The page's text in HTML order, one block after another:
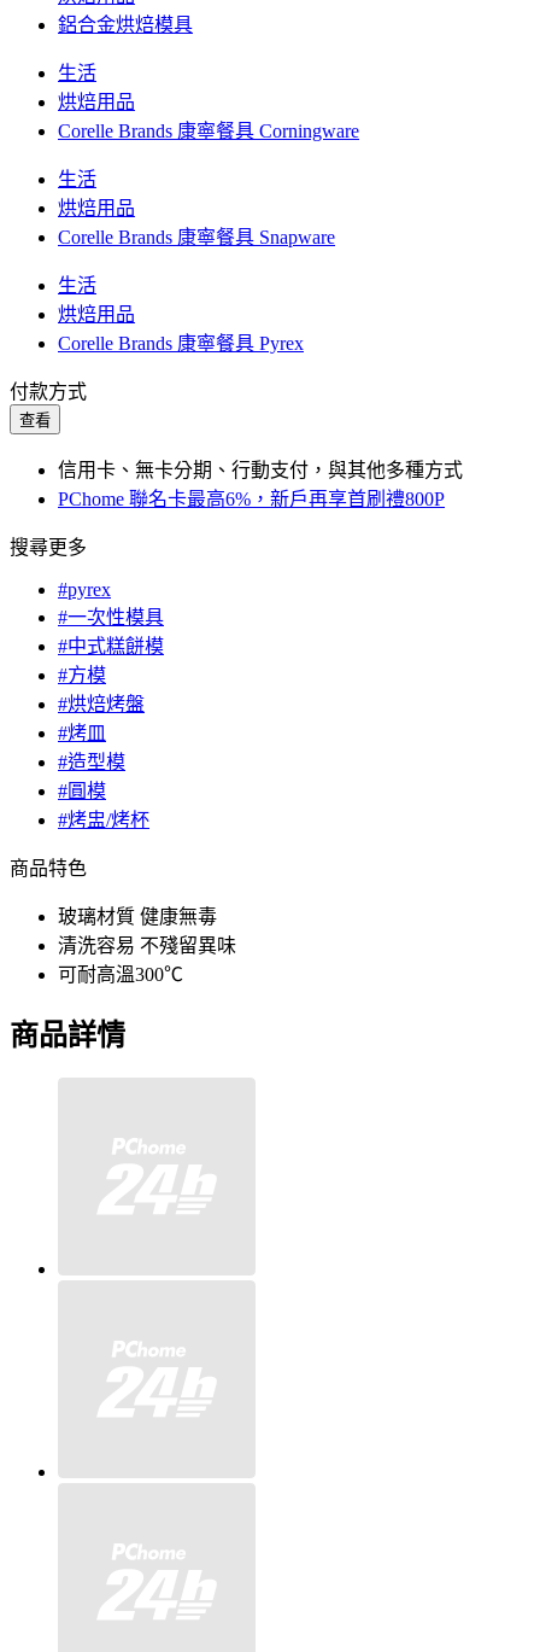
鋁合金烘焙模具
生活
烘焙用品
Corelle Brands 康寧餐具 Corningware
生活
烘焙用品
Corelle Brands 康寧餐具 Snapware
生活
烘焙用品
Corelle Brands 康寧餐具 Pyrex
付款方式
查看
信用卡、無卡分期、行動支付，與其他多種方式
PChome 聯名卡最高6%，新戶再享首刷禮800P
搜尋更多
#pyrex
#一次性模具
#中式糕餅模
#方模
#烘焙烤盤
#烤皿
#造型模
#圓模
#烤盅/烤杯
商品特色
玻璃材質 健康無毒
清洗容易 不殘留異味
可耐高溫300℃
商品詳情